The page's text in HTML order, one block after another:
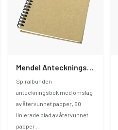
Spiralbunden
anteckningsbok med omslag
av återvunnet papper, 60
linjerade blad av återvunnet
papper ..